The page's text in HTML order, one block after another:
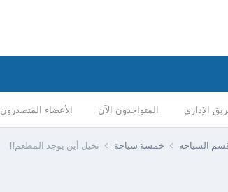
الإداري المتواجدون الآن الأعضاء المتصدرون
السياحه خمسة سياحة تخيل أين يوجد المطعم!!